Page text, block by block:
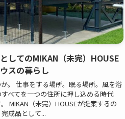
してのMIKAN（未完）HOUSE
スの暮らし
。 仕事をする場所。眠る場所。風を浴
べてを一つの住所に押し込める時代
MIKAN（未完）HOUSEが提案するの
成品として...